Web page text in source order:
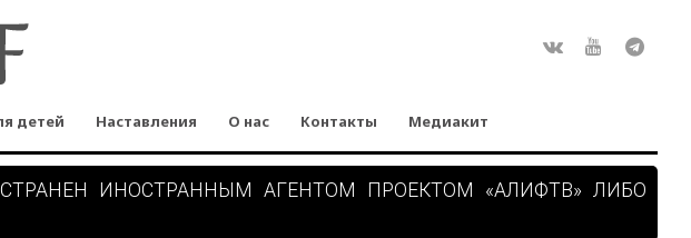
детей Наставления О нас Контакты Медиакит
ИНОСТРАННЫМ АГЕНТОМ ПРОЕКТОМ «АЛИФТВ» ЛИБО